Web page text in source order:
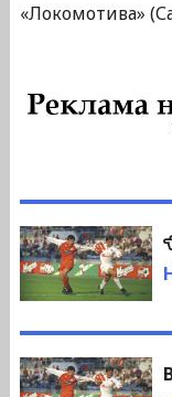
«Локомотива»
по
записям